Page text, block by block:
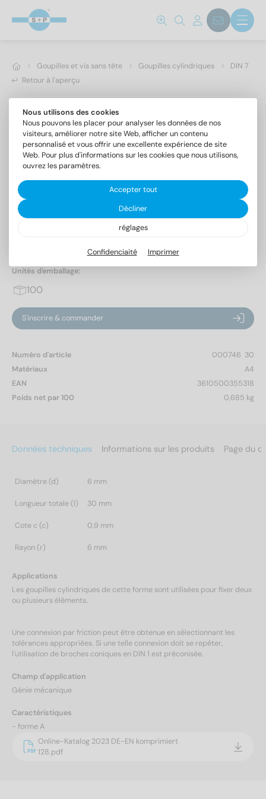
Goupilles et vis sans tête Goupilles cylindriques DIN 7
Retour à l'aperçu
Goupilles cylindriques forme A, tolérance m6
Unités d'emballage:
100
S'inscrire & commander
Numéro d'article
000746  30
Matériaux
A4
EAN
3610500355318
Poids net par 100
0,685 kg
Données techniques Informations sur les produits Page du
Diamètre (d) 6 mm
Longueur totale (l) 30 mm
Cote c (c) 0,9 mm
Rayon (r) 6 mm
Applications
Les goupilles cylindriques de cette forme sont utilisées pour fixer deux
ou plusieurs éléments.
Une connexion par friction peut être obtenue en sélectionnant les
tolérances appropriées. Si une telle connexion doit se repéter,
l'utilisation de broches coniques en DIN 1 est préconisée.
Champ d'application
Génie mécanique
Caractéristiques
- forme A
Online-Katalog 2023 DE-EN komprimiert
128.pdf
Nous utilisons des cookies
Nous pouvons les placer pour analyser les données de nos
visiteurs, améliorer notre site Web, afficher un contenu
personnalisé et vous offrir une excellente expérience de site
Web. Pour plus d'informations sur les cookies que nous utilisons,
ouvrez les paramètres.
Accepter tout
Décliner
réglages
Confidenciaité Imprimer